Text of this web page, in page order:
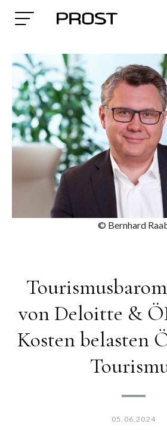
Search
© Bernhard
von Deloitte &
Kosten belasten
05.06.2024